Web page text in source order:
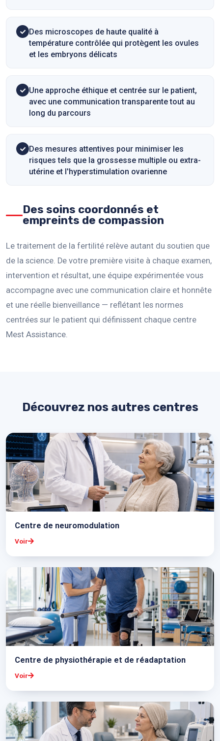
Des microscopes de haute qualité à
température contrôlée qui protègent les ovules
et les embryons délicats
Une approche éthique et centrée sur le patient,
avec une communication transparente tout au
long du parcours
Des mesures attentives pour minimiser les
risques tels que la grossesse multiple ou extra-
utérine et l'hyperstimulation ovarienne
Des soins coordonnés et
empreints de compassion
Le traitement de la fertilité relève autant du soutien que
de la science. De votre première visite à chaque examen,
intervention et résultat, une équipe expérimentée vous
accompagne avec une communication claire et honnête
et une réelle bienveillance — reflétant les normes
centrées sur le patient qui définissent chaque centre
Mest Assistance.
Découvrez nos autres centres
Centre de neuromodulation
Voir
Centre de physiothérapie et de réadaptation
Voir